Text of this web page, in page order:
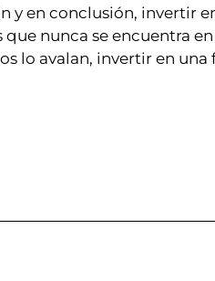
en conclusión, invertir
nunca se encuentra
lo avalan, invertir en una